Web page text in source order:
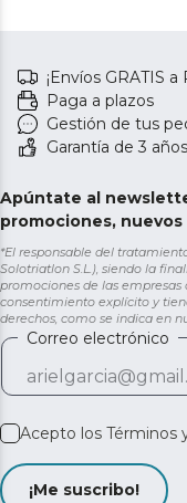
¡Envíos GRATIS
Paga a plazos
Gestión de tus
Garantía de 3
Apúntate al
promociones,
*El responsable del
Solotriatlon S.L.), siendo la
promociones de las
consentimiento explícito y
derechos, como se indica en
Correo electrónico
Acepto los Términos
¡Me suscribo!